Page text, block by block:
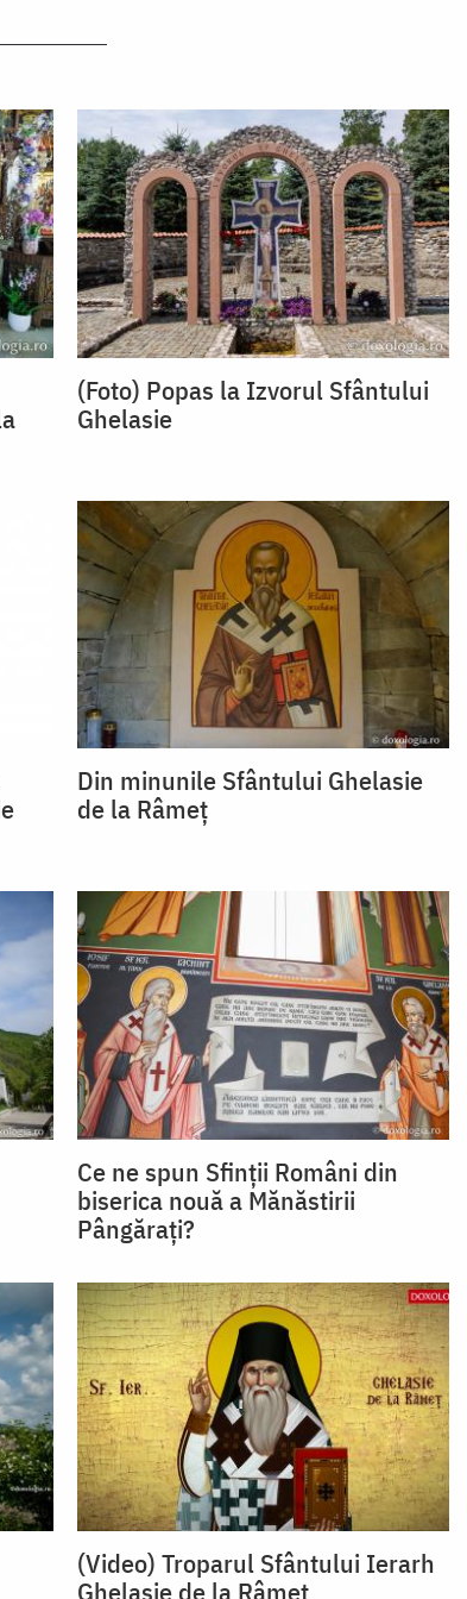
(Foto) Popas la Izvorul Sfântului
Ghelasie
Din minunile Sfântului Ghelasie
de la Râmeț
Ce ne spun Sfinții Români din
biserica nouă a Mănăstirii
Pângărați?
(Video) Troparul Sfântului Ierarh
Ghelasie de la Râmeț